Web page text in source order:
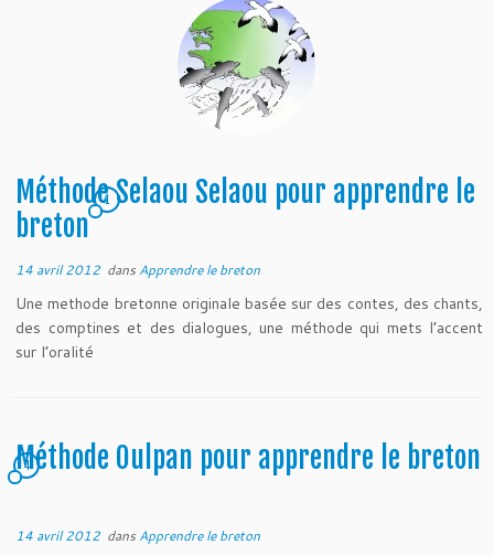
Méthode Selaou Selaou pour apprendre le
breton
1
14 avril 2012 dans Apprendre le breton
Une methode bretonne originale basée sur des contes, des chants,
des comptines et des dialogues, une méthode qui mets l’accent
sur l’oralité
Méthode Oulpan pour apprendre le breton
4
14 avril 2012 dans Apprendre le breton